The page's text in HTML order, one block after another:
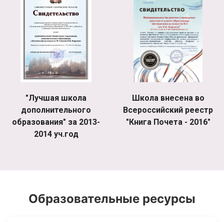
"Лучшая школа
дополнительного
образования" за 2013-
2014 уч.год
Школа внесена во
Всероссийский реестр
"Книга Почета - 2016"
Образовательные ресурсы